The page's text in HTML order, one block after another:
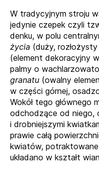
W tradycyjnym stroju
jedynie czepek czyli
denku, w polu
życia (duży,
(element dekoracyjny
palmy o
granatu (owalny
w części górnej,
Wokół tego głównego
odchodzące od niego,
i drobniejszymi
prawie całą
kwiatów,
układano w kształt